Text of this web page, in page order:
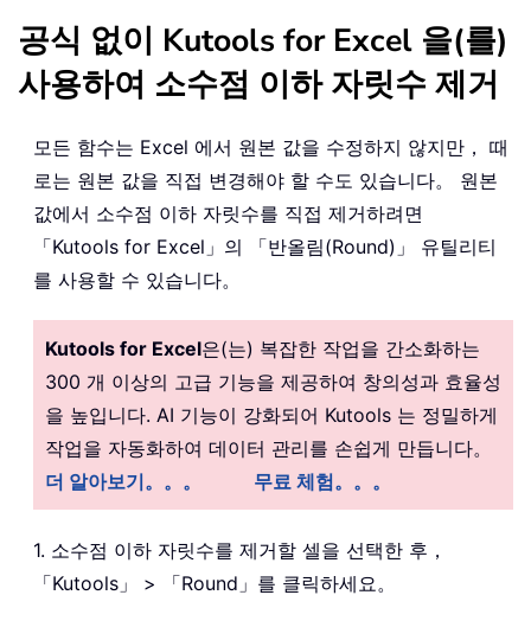
공식 없이 Kutools for Excel 을(를)
사용하여 소수점 이하 자릿수 제거
모든 함수는 Excel 에서 원본 값을 수정하지 않지만， 때
로는 원본 값을 직접 변경해야 할 수도 있습니다。 원본
값에서 소수점 이하 자릿수를 직접 제거하려면
「Kutools for Excel」의 「반올림(Round)」 유틸리티
를 사용할 수 있습니다。
Kutools for Excel은(는) 복잡한 작업을 간소화하는
300 개 이상의 고급 기능을 제공하여 창의성과 효율성
을 높입니다. AI 기능이 강화되어 Kutools 는 정밀하게
작업을 자동화하여 데이터 관리를 손쉽게 만듭니다。
더 알아보기。。。
무료 체험。。。
1. 소수점 이하 자릿수를 제거할 셀을 선택한 후，
「Kutools」 > 「Round」를 클릭하세요。